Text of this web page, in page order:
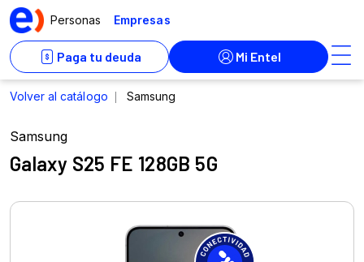
Samsung
Galaxy S25 FE 128GB 5G